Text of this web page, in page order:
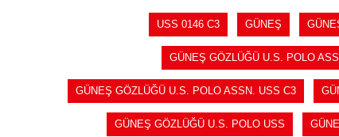
USS 0146 C3 GÜNEŞ
GÜNEŞ GÖZLÜĞÜ U.S. POLO
GÜNEŞ GÖZLÜĞÜ U.S. POLO ASSN. USS C3
GÜNEŞ GÖZLÜĞÜ U.S. POLO USS